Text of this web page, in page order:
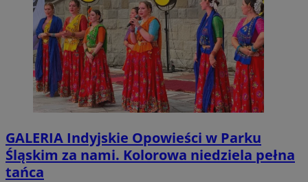
GALERIA Indyjskie Opowieści w Parku
Śląskim za nami. Kolorowa niedziela pełna
tańca